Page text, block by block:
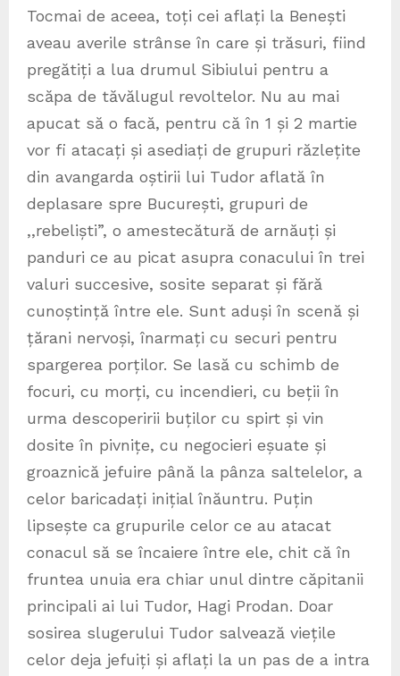
Tocmai de aceea, toți cei aflați la Benești
aveau averile strânse în care și trăsuri, fiind
pregătiți a lua drumul Sibiului pentru a
scăpa de tăvălugul revoltelor. Nu au mai
apucat să o facă, pentru că în 1 și 2 martie
vor fi atacați și asediați de grupuri răzlețite
din avangarda oștirii lui Tudor aflată în
deplasare spre București, grupuri de
,,rebeliști”, o amestecătură de arnăuți și
panduri ce au picat asupra conacului în trei
valuri succesive, sosite separat și fără
cunoștință între ele. Sunt aduși în scenă și
țărani nervoși, înarmați cu securi pentru
spargerea porților. Se lasă cu schimb de
focuri, cu morți, cu incendieri, cu beții în
urma descoperirii buților cu spirt și vin
dosite în pivnițe, cu negocieri eșuate și
groaznică jefuire până la pânza saltelelor, a
celor baricadați inițial înăuntru. Puțin
lipsește ca grupurile celor ce au atacat
conacul să se încaiere între ele, chit că în
fruntea unuia era chiar unul dintre căpitanii
principali ai lui Tudor, Hagi Prodan. Doar
sosirea slugerului Tudor salvează viețile
celor deja jefuiți și aflați la un pas de a intra